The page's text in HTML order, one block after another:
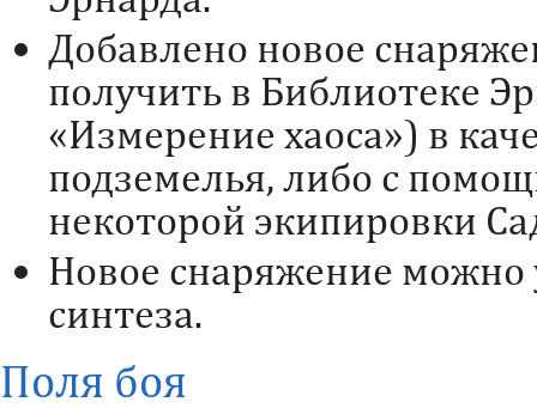
Добавлено новое
получить в Библиотеке
«Измерение хаоса») в
подземелья, либо с
некоторой экипировки
Новое снаряжение
синтеза.
Поля боя